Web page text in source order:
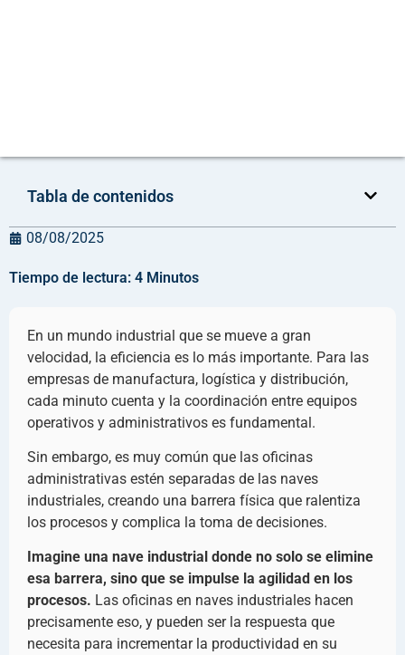
Tabla de contenidos
08/08/2025
Tiempo de lectura: 4 Minutos
En un mundo industrial que se mueve a gran
velocidad, la eficiencia es lo más importante. Para las
empresas de manufactura, logística y distribución,
cada minuto cuenta y la coordinación entre equipos
operativos y administrativos es fundamental.
Sin embargo, es muy común que las oficinas
administrativas estén separadas de las naves
industriales, creando una barrera física que ralentiza
los procesos y complica la toma de decisiones.
Imagine una nave industrial donde no solo se elimine
esa barrera, sino que se impulse la agilidad en los
procesos. Las oficinas en naves industriales hacen
precisamente eso, y pueden ser la respuesta que
necesita para incrementar la productividad en su